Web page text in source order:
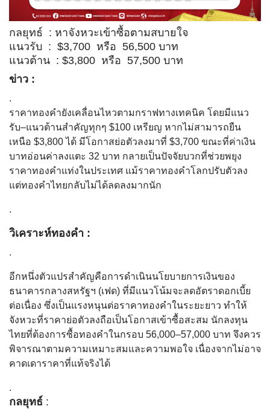
กลยุทธ์ : หาจังหวะเข้าซื้อตามสบายใจ
แนวรับ : $3,700 หรือ 56,500 บาท
แนวต้าน : $3,800 หรือ 57,500 บาท
ข่าว :
.
ราคาทองคำยังเคลื่อนไหวตามกราฟทางเทคนิค โดยมีแนว
รับ–แนวต้านสำคัญทุกๆ $100 เหรียญ หากไม่สามารถยืน
เหนือ $3,800 ได้ มีโอกาสย่อตัวลงมาที่ $3,700 ขณะที่ค่าเงิน
บาทอ่อนค่าลงแตะ 32 บาท กลายเป็นปัจจัยบวกที่ช่วยพยุง
ราคาทองคำแท่งในประเทศ แม้ราคาทองคำโลกปรับตัวลง
แต่ทองคำไทยกลับไม่ได้ลดลงมากนัก
.
วิเคราะห์ทองคำ :
.
อีกหนึ่งตัวแปรสำคัญคือการดำเนินนโยบายการเงินของ
ธนาคารกลางสหรัฐฯ (เฟด) ที่มีแนวโน้มจะลดอัตราดอกเบี้ย
ต่อเนื่อง ซึ่งเป็นแรงหนุนต่อราคาทองคำในระยะยาว ทำให้
จังหวะที่ราคาย่อตัวลงถือเป็นโอกาสเข้าซื้อสะสม นักลงทุน
ไทยที่ต้องการซื้อทองคำในกรอบ 56,000–57,000 บาท จึงควร
พิจารณาตามความเหมาะสมและความพอใจ เนื่องจากไม่อาจ
คาดเดาราคาที่แท้จริงได้
.
กลยุทธ์ :